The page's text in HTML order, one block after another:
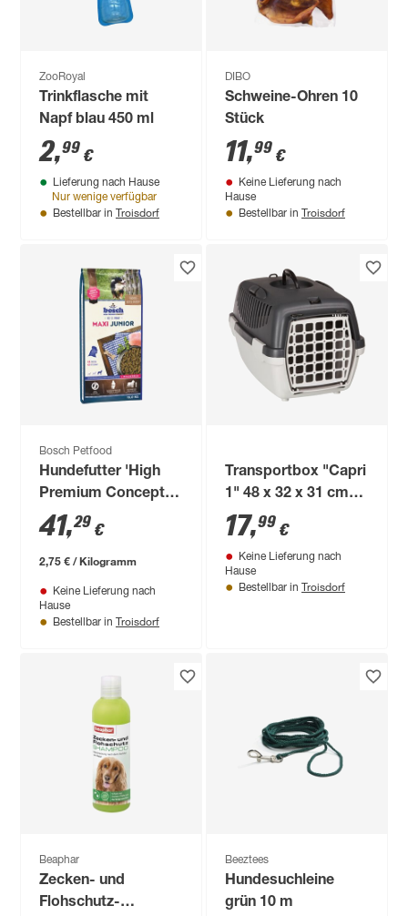
ZooRoyal
Trinkflasche mit
Napf blau 450 ml
2,99 €
Lieferung nach Hause
Nur wenige verfügbar
Bestellbar in Troisdorf
DIBO
Schweine-Ohren 10
Stück
11,99 €
Keine Lieferung nach
Hause
Bestellbar in Troisdorf
Bosch Petfood
Hundefutter 'High
Premium Concept'
Maxi Junior 15 kg
41,29 €
2,75 € / Kilogramm
Keine Lieferung nach
Hause
Bestellbar in Troisdorf
Transportbox "Capri
1" 48 x 32 x 31 cm
grau
17,99 €
Keine Lieferung nach
Hause
Bestellbar in Troisdorf
Beaphar
Zecken- und
Flohschutz-
Beeztees
Hundesuchleine
grün 10 m